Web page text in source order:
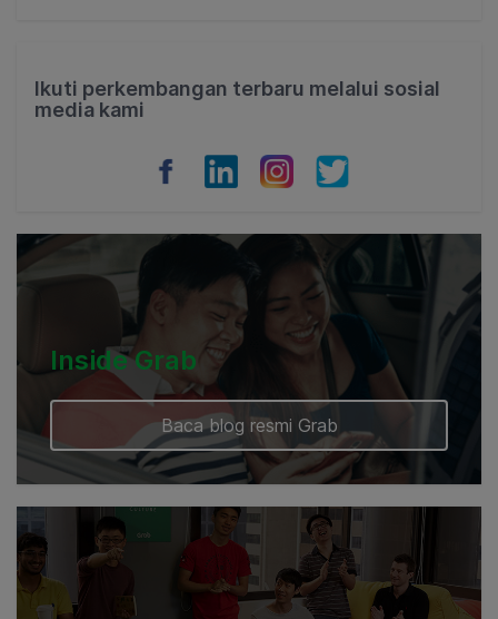
Cambodia
Ikuti perkembangan terbaru melalui sosial
media kami
Inside Grab
Baca blog resmi Grab